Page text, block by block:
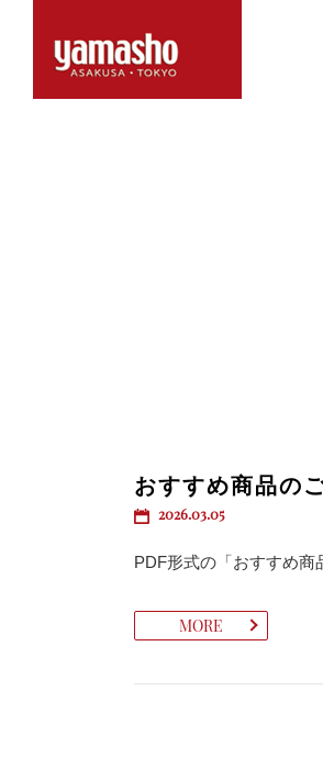
おすすめ商品の
2026.03.05
PDF形式の「おすすめ
MORE